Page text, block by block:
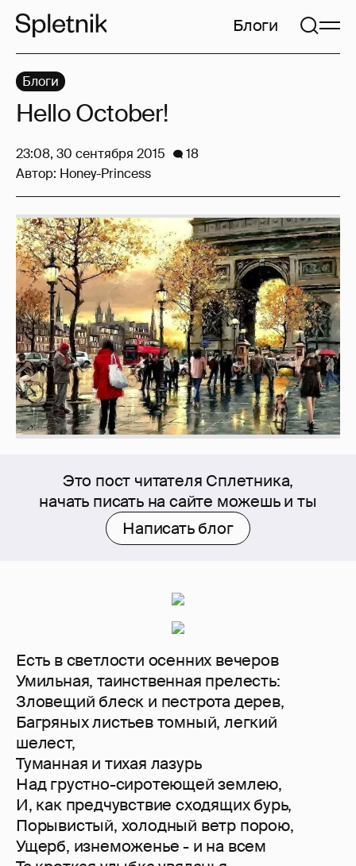
Блоги
Это пост читателя Сплетника,
начать писать на сайте можешь и ты
Написать блог
Есть в светлости осенних вечеров
Умильная, таинственная прелесть:
Зловещий блеск и пестрота дерев,
Багряных листьев томный, легкий
шелест,
Туманная и тихая лазурь
Над грустно-сиротеющей землею,
И, как предчувствие сходящих бурь,
Порывистый, холодный ветр порою,
Ущерб, изнеможенье - и на всем
Блоги
Hello October!
23:08, 30 сентября 2015
18
Автор: Honey-Princess